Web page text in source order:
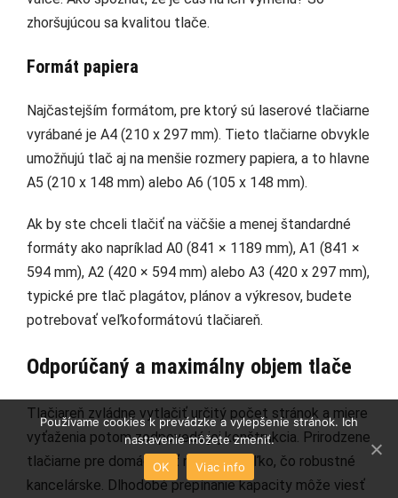
zhoršujúcou sa kvalitou tlače.
Formát papiera
Najčastejším formátom, pre ktorý sú laserové tlačiarne
vyrábané je A4 (210 x 297 mm). Tieto tlačiarne obvykle
umožňujú tlač aj na menšie rozmery papiera, a to hlavne
A5 (210 x 148 mm) alebo A6 (105 x 148 mm).
Ak by ste chceli tlačiť na väčšie a menej štandardné
formáty ako napríklad A0 (841 × 1189 mm), A1 (841 ×
594 mm), A2 (420 × 594 mm) alebo A3 (420 x 297 mm),
typické pre tlač plagátov, plánov a výkresov, budete
potrebovať veľkoformátovú tlačiareň.
Odporúčaný a maximálny objem tlače
Tlačiareň zvládne vytlačiť určitý počet stránok a miere
vyťaženia potom zodpovedá jej konštrukcia. Prirodzene
tlačiarne pre domácnosť nevydrží toľko, čo robustné
kancelárske. Dlhodobé prepínanie kapacity môže viesť
Používame cookies k prevádzke a vylepšenie stránok. Ich
nastavenie môžete zmeniť.
OK
Viac info